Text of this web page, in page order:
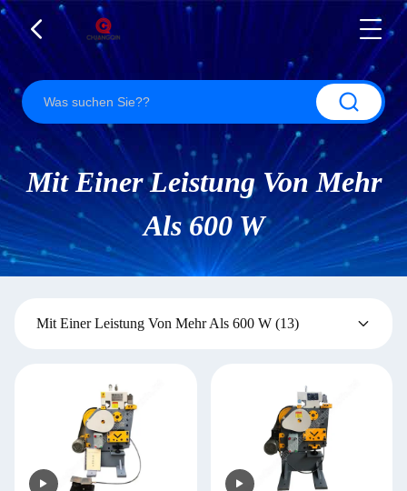
Mit Einer Leistung Von Mehr
Als 600 W
Mit Einer Leistung Von Mehr Als 600 W (13)